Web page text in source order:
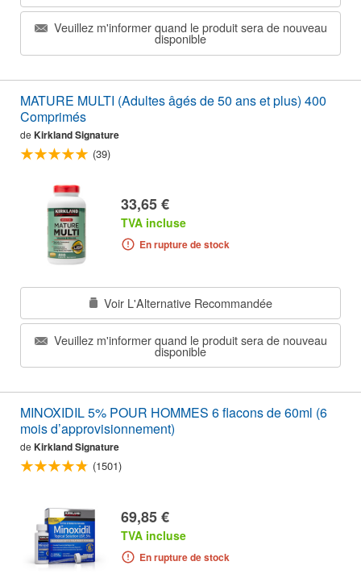
Veuillez m'informer quand le produit sera de nouveau
disponible
MATURE MULTI (Adultes âgés de 50 ans et plus) 400
Comprimés
de Kirkland Signature
(39)
33,65 €
TVA incluse
En rupture de stock
Voir L'Alternative Recommandée
Veuillez m'informer quand le produit sera de nouveau
disponible
MINOXIDIL 5% POUR HOMMES 6 flacons de 60ml (6
mois d’approvisionnement)
de Kirkland Signature
(1501)
69,85 €
TVA incluse
En rupture de stock